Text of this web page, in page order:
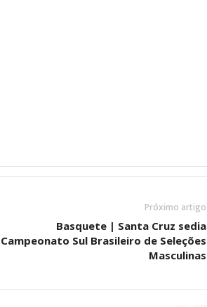
Próximo artigo
Basquete | Santa Cruz sedia
Campeonato Sul Brasileiro de Seleções
Masculinas